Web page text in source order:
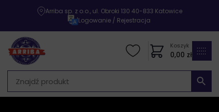
Arriba sp. z o.o., ul. Obroki 130 40-833 Katowice
|Logowanie / Rejestracja
Koszyk
0,00 zł